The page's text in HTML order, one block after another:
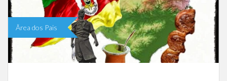
Ãrea dos Pais